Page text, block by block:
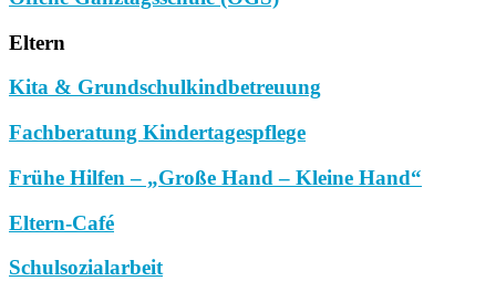
Eltern
Kita & Grundschulkindbetreuung
Fachberatung Kindertagespflege
Frühe Hilfen – „Große Hand – Kleine Hand“
Eltern-Café
Schulsozialarbeit